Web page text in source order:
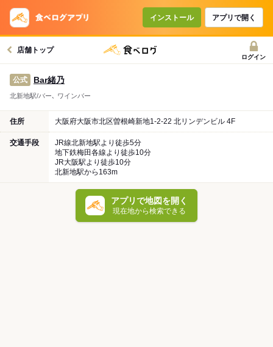
インストール アプリで開く
店舗トップ
ログイン
公式 Bar緒乃
北新地駅/バー､ ワインバー
住所 大阪府大阪市北区曽根崎新地1-2-22 北リンデンビル 4F
交通手段
JR線北新地駅より徒歩5分
地下鉄梅田各線より徒歩10分
JR大阪駅より徒歩10分
北新地駅から163m
アプリで地図を開く
現在地から検索できる